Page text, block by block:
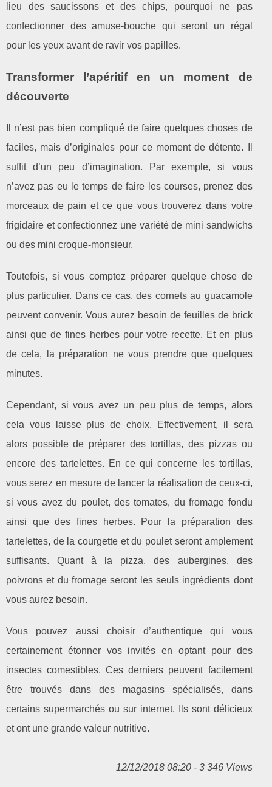
lieu des saucissons et des chips, pourquoi ne pas
confectionner des amuse-bouche qui seront un régal
pour les yeux avant de ravir vos papilles.
Transformer l’apéritif en un moment de
découverte
Il n’est pas bien compliqué de faire quelques choses de
faciles, mais d’originales pour ce moment de détente. Il
suffit d’un peu d’imagination. Par exemple, si vous
n’avez pas eu le temps de faire les courses, prenez des
morceaux de pain et ce que vous trouverez dans votre
frigidaire et confectionnez une variété de mini sandwichs
ou des mini croque-monsieur.
Toutefois, si vous comptez préparer quelque chose de
plus particulier. Dans ce cas, des cornets au guacamole
peuvent convenir. Vous aurez besoin de feuilles de brick
ainsi que de fines herbes pour votre recette. Et en plus
de cela, la préparation ne vous prendre que quelques
minutes.
Cependant, si vous avez un peu plus de temps, alors
cela vous laisse plus de choix. Effectivement, il sera
alors possible de préparer des tortillas, des pizzas ou
encore des tartelettes. En ce qui concerne les tortillas,
vous serez en mesure de lancer la réalisation de ceux-ci,
si vous avez du poulet, des tomates, du fromage fondu
ainsi que des fines herbes. Pour la préparation des
tartelettes, de la courgette et du poulet seront amplement
suffisants. Quant à la pizza, des aubergines, des
poivrons et du fromage seront les seuls ingrédients dont
vous aurez besoin.
Vous pouvez aussi choisir d’authentique qui vous
certainement étonner vos invités en optant pour des
insectes comestibles. Ces derniers peuvent facilement
être trouvés dans des magasins spécialisés, dans
certains supermarchés ou sur internet. Ils sont délicieux
et ont une grande valeur nutritive.
12/12/2018 08:20 - 3 346 Views